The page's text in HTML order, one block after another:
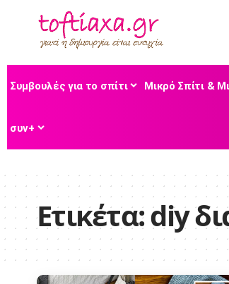
Συμβουλές για το σπίτι Μικρό Σπίτι &
συν+
Ετικέτα:diy